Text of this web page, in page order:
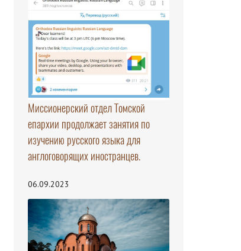
Миссионерский отдел Томской
епархии продолжает занятия по
изучению русского языка для
англоговорящих иностранцев.
06.09.2023